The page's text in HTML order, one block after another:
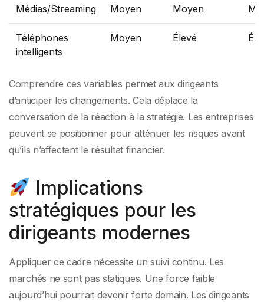
Médias/Streaming Moyen Moyen
Téléphones
intelligents
Moyen Élevé
Comprendre ces variables permet aux dirigeants
d’anticiper les changements. Cela déplace la
conversation de la réaction à la stratégie. Les entreprises
peuvent se positionner pour atténuer les risques avant
qu’ils n’affectent le résultat financier.
Implications
stratégiques pour les
dirigeants modernes
Appliquer ce cadre nécessite un suivi continu. Les
marchés ne sont pas statiques. Une force faible
aujourd’hui pourrait devenir forte demain. Les dirigeants